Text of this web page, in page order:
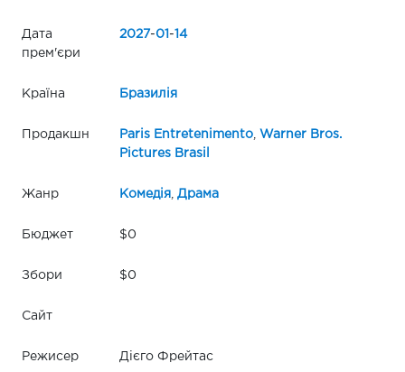
Дата
прем'єри
2027-01 - 14
Країна Бразилія
Продакшн Paris Entretenimento, Warner Bros.
Pictures Brasil
Жанр Комедія , Драма
Бюджет $0
Збори $0
Сайт
Режисер Дієго Фрейтас